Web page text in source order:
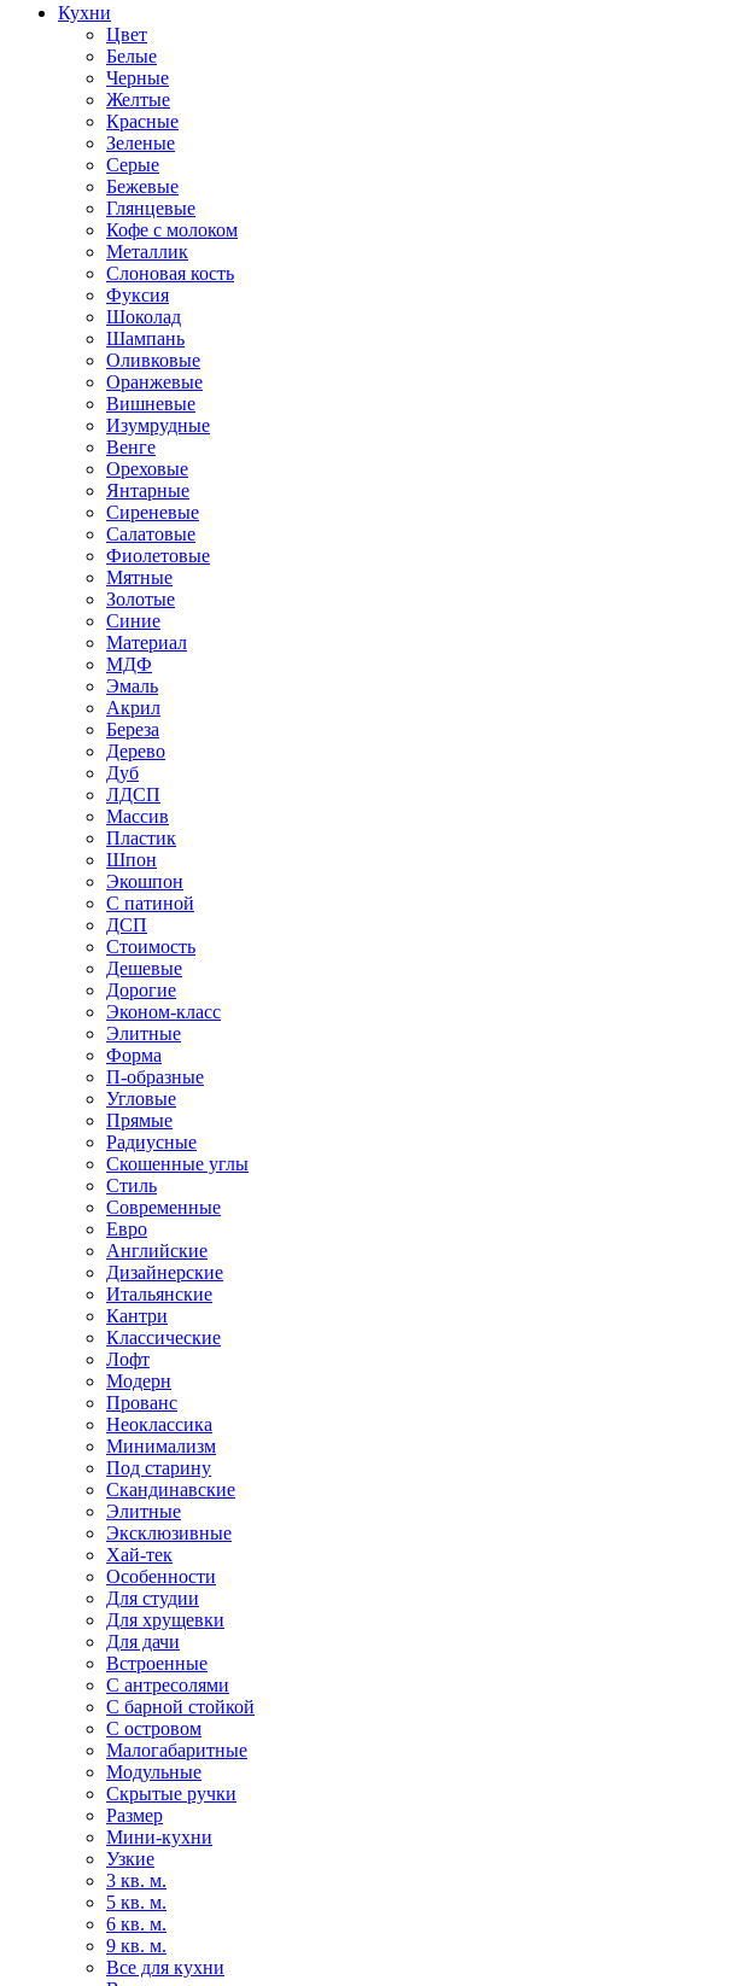
Кухни
Цвет
Белые
Черные
Желтые
Красные
Зеленые
Серые
Бежевые
Глянцевые
Кофе с молоком
Металлик
Слоновая кость
Фуксия
Шоколад
Шампань
Оливковые
Оранжевые
Вишневые
Изумрудные
Венге
Ореховые
Янтарные
Сиреневые
Салатовые
Фиолетовые
Мятные
Золотые
Синие
Материал
МДФ
Эмаль
Акрил
Береза
Дерево
Дуб
ЛДСП
Массив
Пластик
Шпон
Экошпон
С патиной
ДСП
Стоимость
Дешевые
Дорогие
Эконом-класс
Элитные
Форма
П-образные
Угловые
Прямые
Радиусные
Скошенные углы
Стиль
Современные
Евро
Английские
Дизайнерские
Итальянские
Кантри
Классические
Лофт
Модерн
Прованс
Неоклассика
Минимализм
Под старину
Скандинавские
Элитные
Эксклюзивные
Хай-тек
Особенности
Для студии
Для хрущевки
Для дачи
Встроенные
С антресолями
С барной стойкой
С островом
Малогабаритные
Модульные
Скрытые ручки
Размер
Мини-кухни
Узкие
3 кв. м.
5 кв. м.
6 кв. м.
9 кв. м.
Все для кухни